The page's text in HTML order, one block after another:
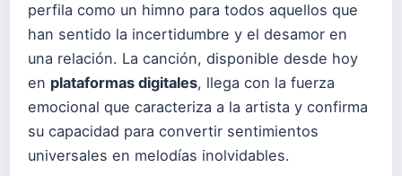
perfila como un himno para todos aquellos que
han sentido la incertidumbre y el desamor en
una relación. La canción, disponible desde hoy
en plataformas digitales, llega con la fuerza
emocional que caracteriza a la artista y confirma
su capacidad para convertir sentimientos
universales en melodías inolvidables.